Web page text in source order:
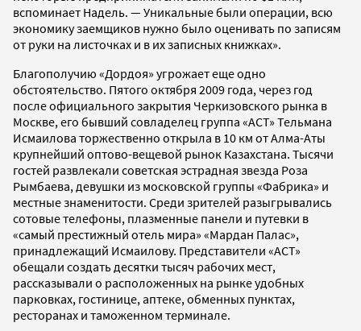
вспоминает Надель. — Уникальные были операции, всю
экономику заемщиков нужно было оценивать по записям
от руки на листочках и в их записных книжках».
Благополучию «Дордоя» угрожает еще одно
обстоятельство. Пятого октября 2009 года, через год
после официального закрытия Черкизовского рынка в
Москве, его бывший совладелец группа «АСТ» Тельмана
Исмаилова торжественно открыла в 10 км от Алма-Аты
крупнейший оптово-вещевой рынок Казахстана. Тысячи
гостей развлекали советская эстрадная звезда Роза
Рымбаева, девушки из московской группы «Фабрика» и
местные знаменитости. Среди зрителей разыгрывались
сотовые телефоны, плазменные панели и путевки в
«самый престижный отель мира» «Мардан Палас»,
принадлежащий Исмаилову. Представители «АСТ»
обещали создать десятки тысяч рабочих мест,
рассказывали о расположенных на рынке удобных
парковках, гостинице, аптеке, обменных пунктах,
ресторанах и таможенном терминале.